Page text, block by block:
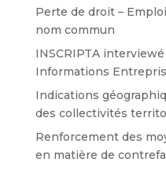
Perte de droit –
nom commun
INSCRIPTA
Informations
Indications
des collectivités
Renforcement des
en matière de